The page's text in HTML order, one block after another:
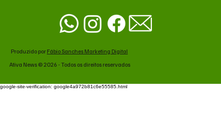
Produzido por Fábio Sanches Marketing Digital
Ativa News © 2026 - Todos os direitos reservados
google-site-verification: google4a972b81c6e55585.html